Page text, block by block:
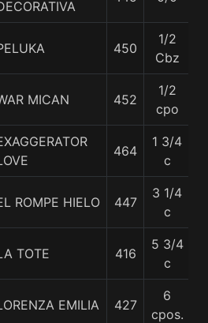
450
1/2
Cbz
MICAN 452
1/2
cpo
464
1 3/4
c
ROMPE HIELO 447
3 1/4
c
TOTE 416
5 3/4
c
EMILIA 427
6
cpos.